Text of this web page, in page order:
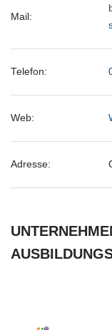
Mail:
Telefon:
Web:
Adresse: